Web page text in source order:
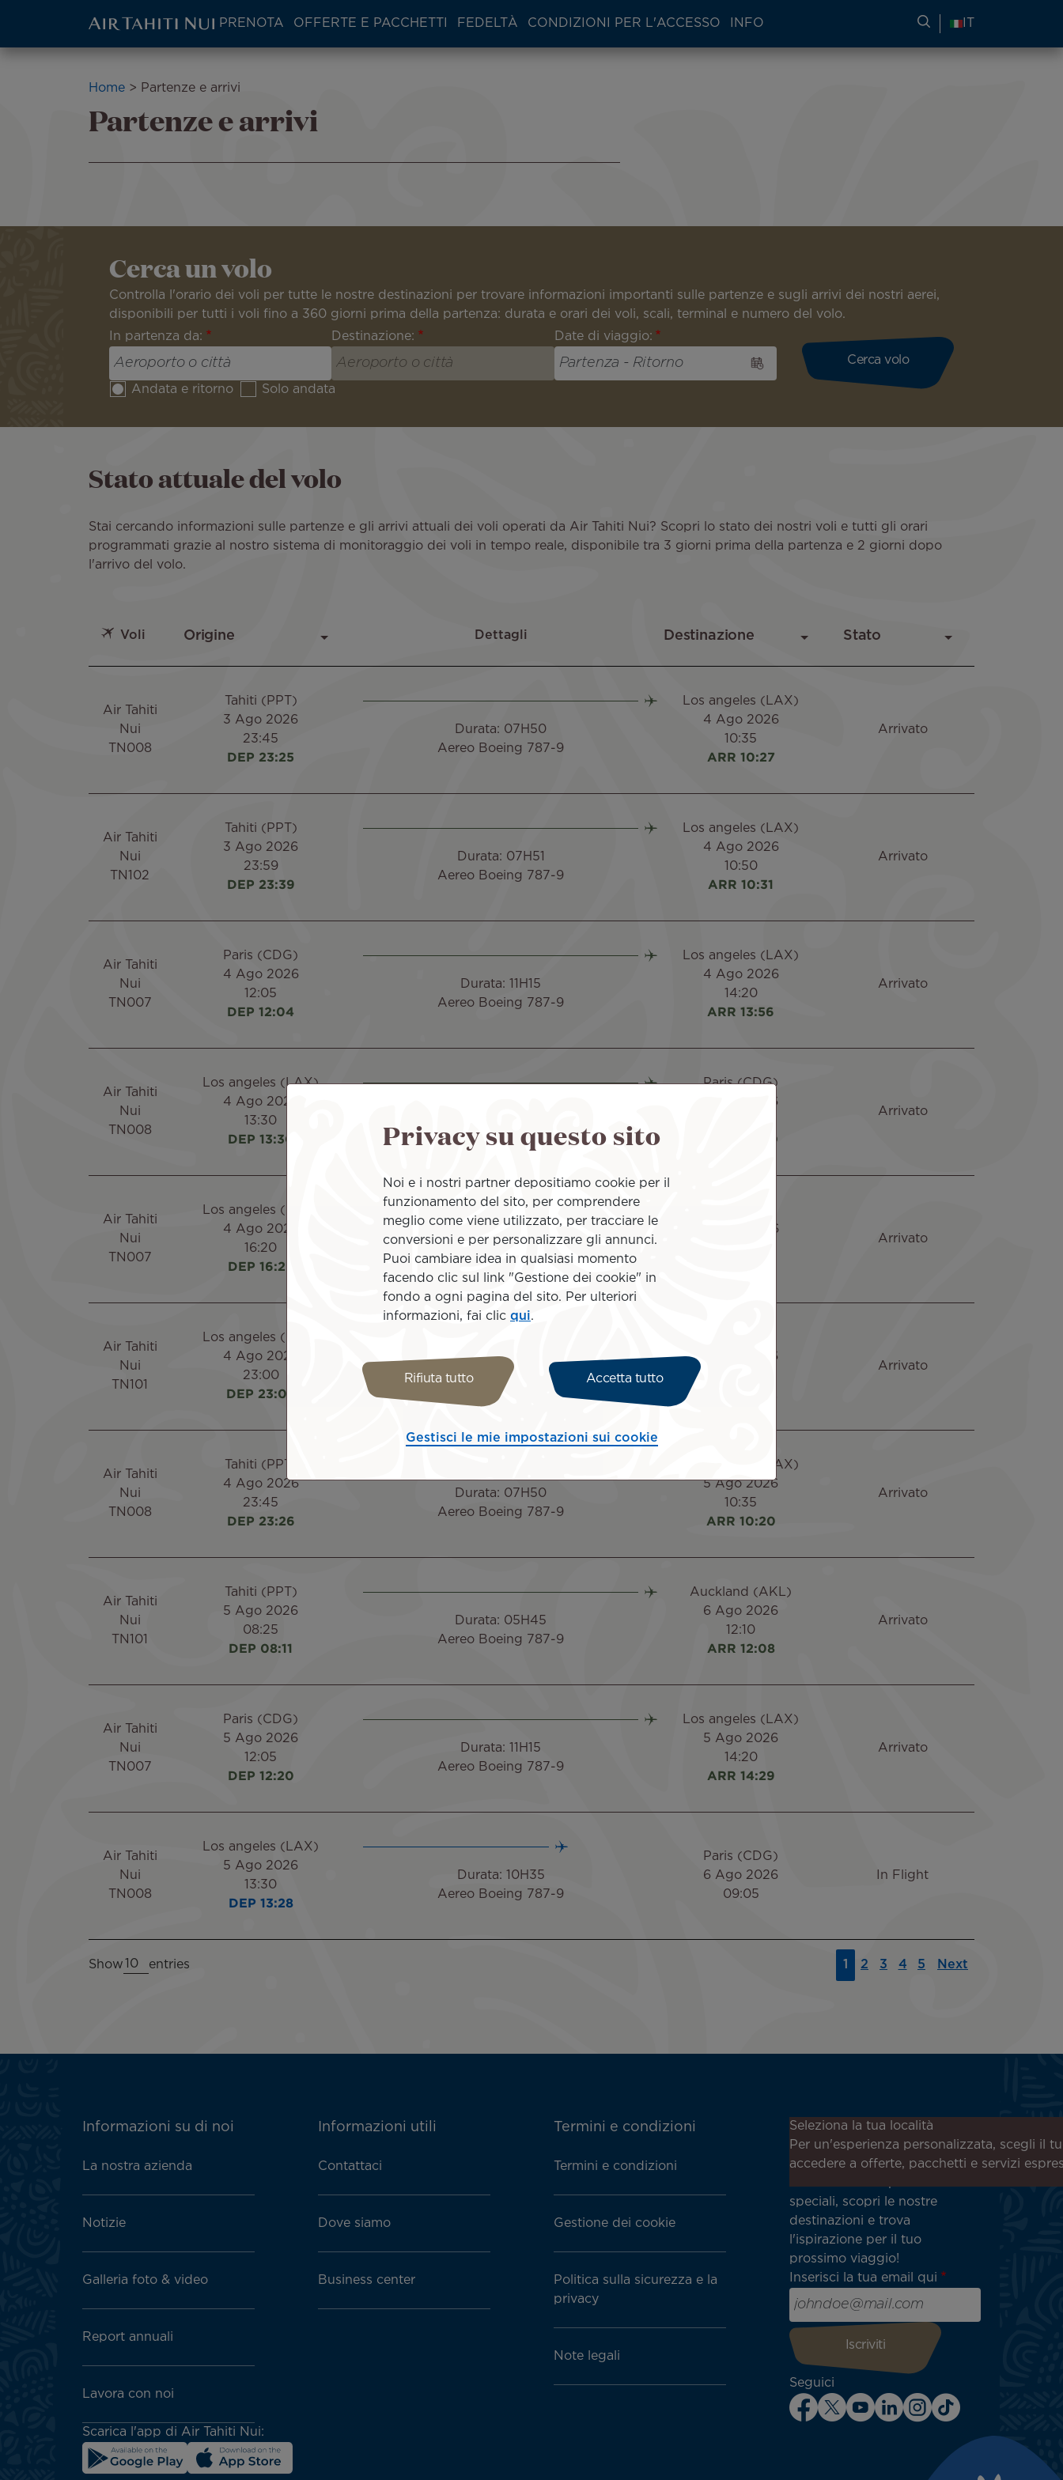
Main
PRENOTA OFFERTE E PACCHETTI FEDELTÀ CONDIZIONI PER L'ACCESSO INFO RICERCA DI
Briciole
pane
Home Partenze e arrivi
Partenze e arrivi
Cerca un volo
Controlla l'orario dei voli per tutte le nostre destinazioni per trovare informazioni importanti sulle partenze e sugli arrivi dei nostri aerei,
disponibili per tutti i voli fino a 360 giorni prima della partenza: durata e orari dei voli, scali, terminal e numero del volo.
In partenza da:
Destinazione: Date di viaggio:
Andata e ritorno Solo andata
Stato attuale del volo
Stai cercando informazioni sulle partenze e gli arrivi attuali dei voli operati da Air Tahiti Nui? Scopri lo stato dei nostri voli e tutti gli orari
programmati grazie al nostro sistema di monitoraggio dei voli in tempo reale, disponibile tra 3 giorni prima della partenza e 2 giorni dopo
l'arrivo del volo.
Voli Dettagli
Air Tahiti
Nui
TN008
Tahiti (PPT)
3 Ago 2026
23:45
DEP 23:25
Durata: 07H50
Aereo Boeing 787-9
Los angeles (LAX)
4 Ago 2026
10:35
ARR 10:27
Arrivato
Air Tahiti
Nui
TN102
Tahiti (PPT)
3 Ago 2026
23:59
DEP 23:39
Durata: 07H51
Aereo Boeing 787-9
Los angeles (LAX)
4 Ago 2026
10:50
ARR 10:31
Arrivato
Air Tahiti
Nui
TN007
Paris (CDG)
4 Ago 2026
12:05
DEP 12:04
Durata: 11H15
Aereo Boeing 787-9
Los angeles (LAX)
4 Ago 2026
14:20
ARR 13:56
Arrivato
Air Tahiti
Nui
TN008
Los angeles (LAX)
4 Ago 2026
13:30
DEP 13:30
Aereo Boeing 787-9
Paris (CDG)
5 Ago 2026
ARR 09:00
Arrivato
Air Tahiti
Nui
TN007
Los angeles (LAX)
4 Ago 2026
16:20
DEP 16:29
Durata: 08H10
Aereo Boeing 787-9
4 Ago 2026
Arrivato
Air Tahiti
Nui
TN101
Los angeles (LAX)
4 Ago 2026
23:00
DEP 23:04
Durata: 08H10
Aereo Boeing 787-9
5 Ago 2026
Arrivato
Air Tahiti
Nui
TN008
Tahiti (PPT)
4 Ago 2026
23:45
DEP 23:26
Durata: 07H50
Aereo Boeing 787-9
Los angeles (LAX)
5 Ago 2026
10:35
ARR 10:20
Arrivato
Air Tahiti
Nui
TN101
Tahiti (PPT)
5 Ago 2026
08:25
DEP 08:11
Durata: 05H45
Aereo Boeing 787-9
Auckland (AKL)
6 Ago 2026
12:10
ARR 12:08
Arrivato
Air Tahiti
Nui
TN007
Paris (CDG)
5 Ago 2026
12:05
DEP 12:20
Durata: 11H15
Aereo Boeing 787-9
Los angeles (LAX)
5 Ago 2026
14:20
ARR 14:29
Arrivato
Air Tahiti
Nui
TN008
Los angeles (LAX)
5 Ago 2026
13:30
DEP 13:28
Durata: 10H35
Aereo Boeing 787-9
Paris (CDG)
6 Ago 2026
09:05
In Flight
1 2 3 4 5 Next
Show entries
ATN:
menu
Informazioni su di noi
La nostra azienda
Notizie
Galleria foto & video
Report annuali
Lavora con noi
Informazioni utili
Contattaci
Dove siamo
Business center
Termini e condizioni
Termini e condizioni
Gestione dei cookie
Politica sulla sicurezza e la
privacy
Note legali
Scarica l'app di Air Tahiti Nui:
Iscriviti alla nostra newsletter
per ricevere le ultime notizie!
Ricevi per primo tutte le
speciali, scopri le nostre
destinazioni e trova
l'ispirazione per il tuo
prossimo viaggio!
Inserisci la tua email qui
Seguici
Seleziona la tua località
Per un'esperienza personalizzata, scegli il
accedere a offerte, pacchetti e servizi
Privacy su questo sito
Noi e i nostri partner depositiamo cookie per il
funzionamento del sito, per comprendere
meglio come viene utilizzato, per tracciare le
conversioni e per personalizzare gli annunci.
Puoi cambiare idea in qualsiasi momento
facendo clic sul link "Gestione dei cookie" in
fondo a ogni pagina del sito. Per ulteriori
informazioni, fai clic qui.
Rifiuta tutto Accetta tutto
Gestisci le mie impostazioni sui cookie